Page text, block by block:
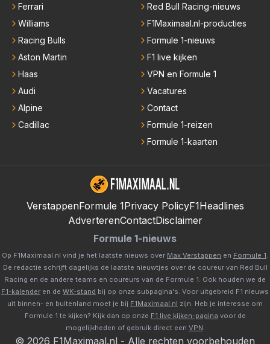
Ferrari
Williams
Racing Bulls
Aston Martin
Haas
Audi
Alpine
Cadillac
Red Bull Racing-nieuws
F1Maximaal.nl-producties
Formule 1-nieuws
F1 live kijken
VPN en Formule 1
Vacatures
Contact
Formule 1-reizen
Formule 1-kaarten
VerstappenFormule 1Privacy PolicyF1Headlines
AdverterenContactDisclaimer
Formule 1-nieuws
Op F1Maximaal.nl vind je het laatste nieuws over Max Verstappen en Formule 1.
De redactie schrijft dagelijks de laatste nieuwtjes over de coureur van Red Bull
Racing en de andere teams en coureurs van de Formule 1. Ook houden we de
F1-kalender en de WK-stand bij op onze subpagina's. Voor uitgebreid F1 nieuws
uit binnen- en buitenland moet je bij F1Maximaal.nl zijn. Heb je interesse om
Formule 1 te kijken? Kijk dan op onze F1 live kijken-pagina voor de
mogelijkheden of gebruik direct een VPN.
© 2026 F1Maximaal.nl - Alle rechten voorbehouden